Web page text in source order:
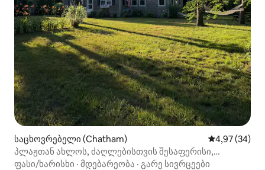
საცხოვრებელი (Chatham) საშუალო
4,97 (34)
პლაჟთან ახლოს, ძაღლებისთვის შესაფერისი,
Chatham Cottage
ფასი/ხარისხი · მდებარეობა · გარე სივრცეები